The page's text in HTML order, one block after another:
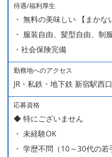
■ 昇給（随時）
■ 賞与 年２回（夏・秋）約１
■ インセンティブ制度（月
＊店長・料理長候補・統括
＜給与モデル＞
450万円／社員（20代・入
ー持ち）
490万円／店長代理（20代
ラブラブな新婚さん）
待遇/福利厚生
・ 無料の美味しい 【まかな
・ 服装自由、髪型自由、制
・社会保険完備
勤務地へのアクセス
JR・私鉄・地下鉄 新宿駅西
応募資格
◆ 特にございません
・ 未経験OK
・ 学歴不問（10～30代の若